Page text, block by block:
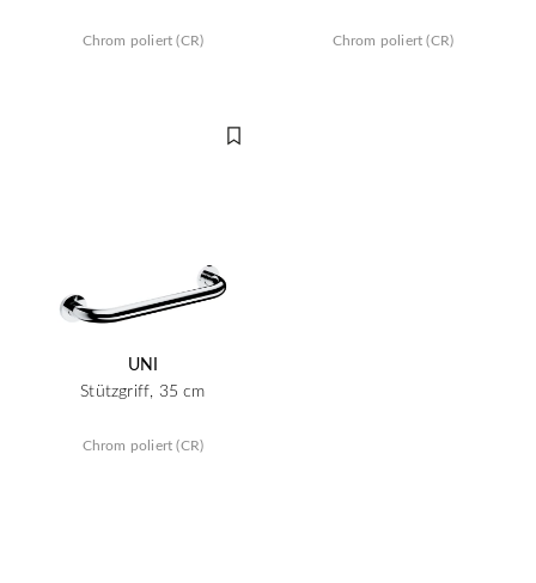
Chrom poliert (CR) Chrom poliert (CR)
UNI
Stützgriff, 35 cm
Chrom poliert (CR)